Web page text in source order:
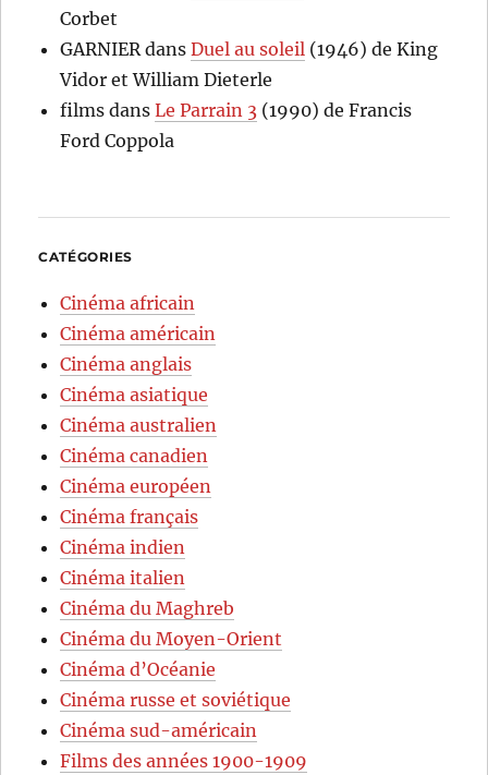
Corbet
GARNIER dansDuel au soleil (1946) de King
Vidor et William Dieterle
films dansLe Parrain 3 (1990) de Francis
Ford Coppola
CATÉGORIES
Cinéma africain
Cinéma américain
Cinéma anglais
Cinéma asiatique
Cinéma australien
Cinéma canadien
Cinéma européen
Cinéma français
Cinéma indien
Cinéma italien
Cinéma du Maghreb
Cinéma du Moyen-Orient
Cinéma d’Océanie
Cinéma russe et soviétique
Cinéma sud-américain
Films des années 1900-1909